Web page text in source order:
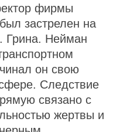
фирмы
застрелен на
Грина. Нейман
он свою
Следствие
связано с
жертвы и